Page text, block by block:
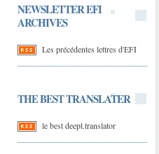
NEWSLETTER EFI
ARCHIVES
Les précédentes lettres d'EFI
THE BEST TRANSLATER
le best deepl.translator